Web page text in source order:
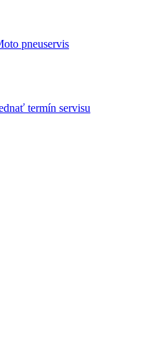
pneuservis
termín servisu